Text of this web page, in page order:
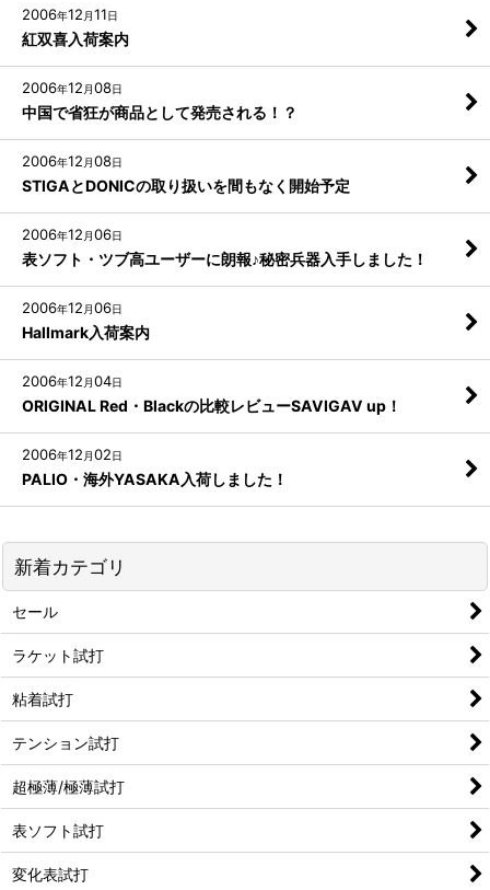
2006年12 月11日
紅双喜入荷案内
2006年12 月08日
中国で省狂が商品として発売される！？
2006年12 月08日
STIGAとDONICの取り扱いを間もなく開始予定
2006年12 月06日
表ソフト・ツブ高ユーザーに朗報♪秘密兵器入手しました！
2006年12 月06日
Hallmark入荷案内
2006年12 月04日
ORIGINAL Red・Blackの比較レビューSAVIGAV up！
2006年12 月02日
PALIO・海外YASAKA入荷しました！
新着カテゴリ
セール
ラケット試打
粘着試打
テンション試打
超極薄/極薄試打
表ソフト試打
変化表試打